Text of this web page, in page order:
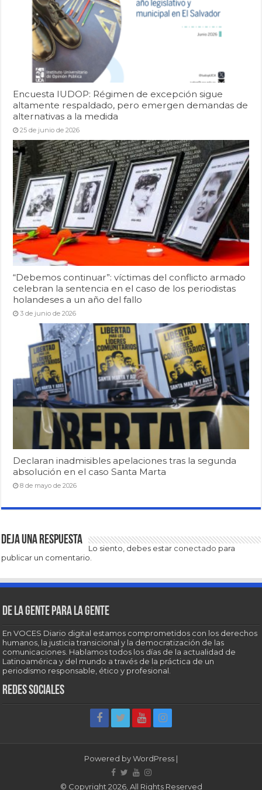
Encuesta IUDOP: Régimen de excepción sigue
altamente respaldado, pero emergen demandas de
alternativas a la medida
25 de junio de 2026
“Debemos continuar”: víctimas del conflicto armado
celebran la sentencia en el caso de los periodistas
holandeses a un año del fallo
3 de junio de 2026
Declaran inadmisibles apelaciones tras la segunda
absolución en el caso Santa Marta
8 de mayo de 2026
Deja una respuesta
Lo siento, debes estar conectado para
publicar un comentario.
De la gente para la gente
En VOCES Diario digital estamos comprometidos con los derechos
humanos, la justicia transicional y la democratización de las
comunicaciones. Hablamos todos los días de la actualidad de
Latinoamérica y del mundo a través de la práctica de un
periodismo responsable, ético y profesional.
Redes sociales
Powered byWordPress |
© Copyright 2026, All Rights Reserved